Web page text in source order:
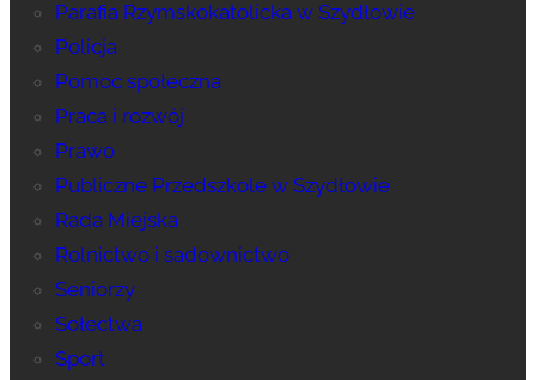
Parafia Rzymskokatolicka w Szydłowie
Policja
Pomoc społeczna
Praca i rozwój
Prawo
Publiczne Przedszkole w Szydłowie
Rada Miejska
Rolnictwo i sadownictwo
Seniorzy
Sołectwa
Sport